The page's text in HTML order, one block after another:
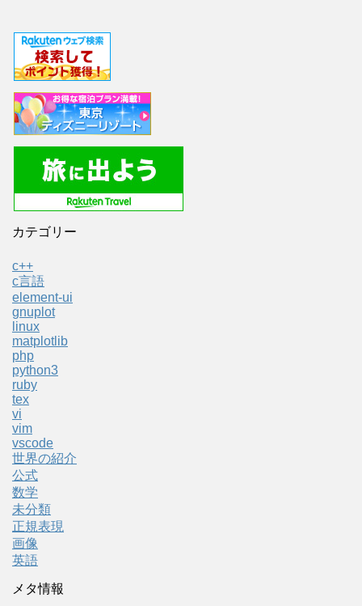
カテゴリー
c++
c言語
element-ui
gnuplot
linux
matplotlib
php
python3
ruby
tex
vi
vim
vscode
世界の紹介
公式
数学
未分類
正規表現
画像
英語
メタ情報